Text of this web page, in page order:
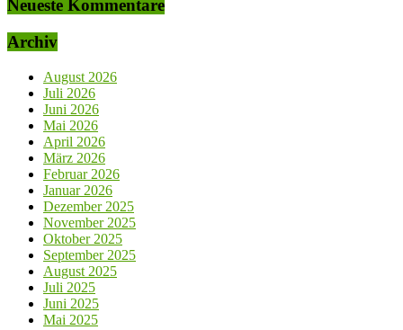
Neueste Kommentare
Archiv
August 2026
Juli 2026
Juni 2026
Mai 2026
April 2026
März 2026
Februar 2026
Januar 2026
Dezember 2025
November 2025
Oktober 2025
September 2025
August 2025
Juli 2025
Juni 2025
Mai 2025